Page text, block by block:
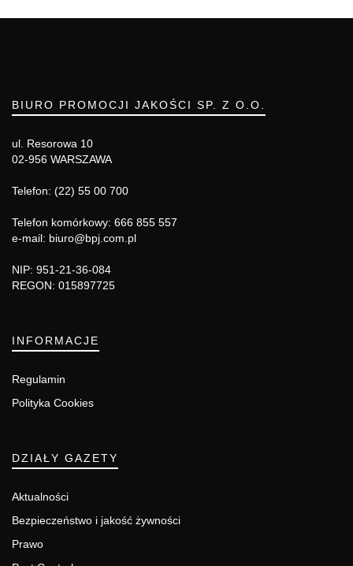
BIURO PROMOCJI JAKOŚCI SP. Z O.O.
ul. Resorowa 10
02-956 WARSZAWA
Telefon: (22) 55 00 700
Telefon komórkowy: 666 855 557
e-mail: biuro@bpj.com.pl
NIP: 951-21-36-084
REGON: 015897725
INFORMACJE
Regulamin
Polityka Cookies
DZIAŁY GAZETY
Aktualności
Bezpieczeństwo i jakość żywności
Prawo